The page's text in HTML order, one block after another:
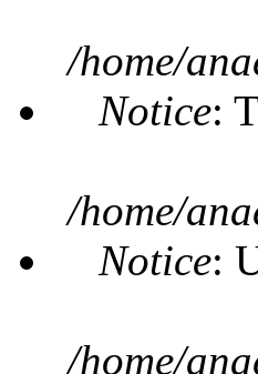
/home/
Notice:
/home/
Notice:
/home/